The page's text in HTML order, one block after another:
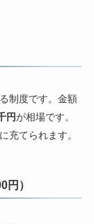
制度です。金額
円が相場です。
充てられます。
円）